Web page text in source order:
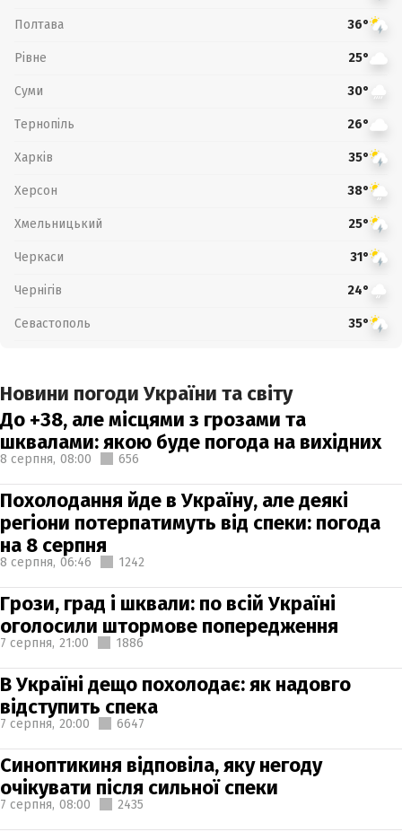
Полтава 36°
Рівне 25°
Суми 30°
Тернопіль 26°
Харків 35°
Херсон 38°
Хмельницький 25°
Черкаси 31°
Чернігів 24°
Севастополь 35°
Новини погоди України та світу
До +38, але місцями з грозами та
шквалами: якою буде погода на вихідних
8 серпня, 08:00 656
Похолодання йде в Україну, але деякі
регіони потерпатимуть від спеки: погода
на 8 серпня
8 серпня, 06:46 1242
Грози, град і шквали: по всій Україні
оголосили штормове попередження
7 серпня, 21:00 1886
В Україні дещо похолодає: як надовго
відступить спека
7 серпня, 20:00 6647
Синоптикиня відповіла, яку негоду
очікувати після сильної спеки
7 серпня, 08:00 2435